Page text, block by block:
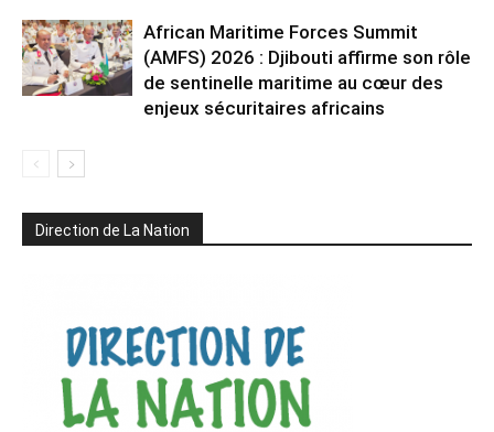
African Maritime Forces Summit
(AMFS) 2026 : Djibouti affirme son rôle
de sentinelle maritime au cœur des
enjeux sécuritaires africains
Direction de La Nation